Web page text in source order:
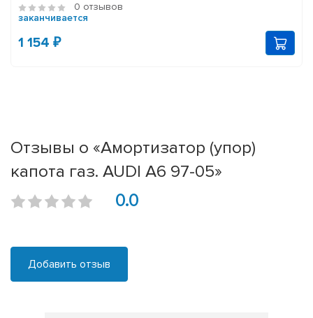
0 отзывов
заканчивается
1 154 ₽
Отзывы о «Амортизатор (упор)
капота газ. AUDI A6 97-05»
0.0
Добавить отзыв